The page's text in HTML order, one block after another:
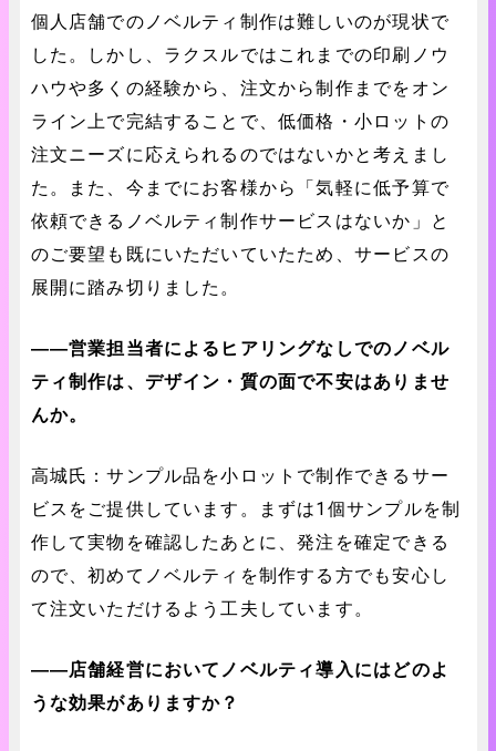
個人店舗でのノベルティ制作は難しいのが現状で
した。しかし、ラクスルではこれまでの印刷ノウ
ハウや多くの経験から、注文から制作までをオン
ライン上で完結することで、低価格・小ロットの
注文ニーズに応えられるのではないかと考えまし
た。また、今までにお客様から「気軽に低予算で
依頼できるノベルティ制作サービスはないか」と
のご要望も既にいただいていたため、サービスの
展開に踏み切りました。
――営業担当者によるヒアリングなしでのノベル
ティ制作は、デザイン・質の面で不安はありませ
んか。
高城氏：サンプル品を小ロットで制作できるサー
ビスをご提供しています。まずは1個サンプルを制
作して実物を確認したあとに、発注を確定できる
ので、初めてノベルティを制作する方でも安心し
て注文いただけるよう工夫しています。
――店舗経営においてノベルティ導入にはどのよ
うな効果がありますか？